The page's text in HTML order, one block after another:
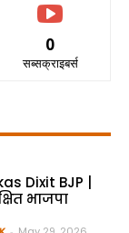
0
सब्सक्राइबर्स
Dixit BJP |
भाजपा